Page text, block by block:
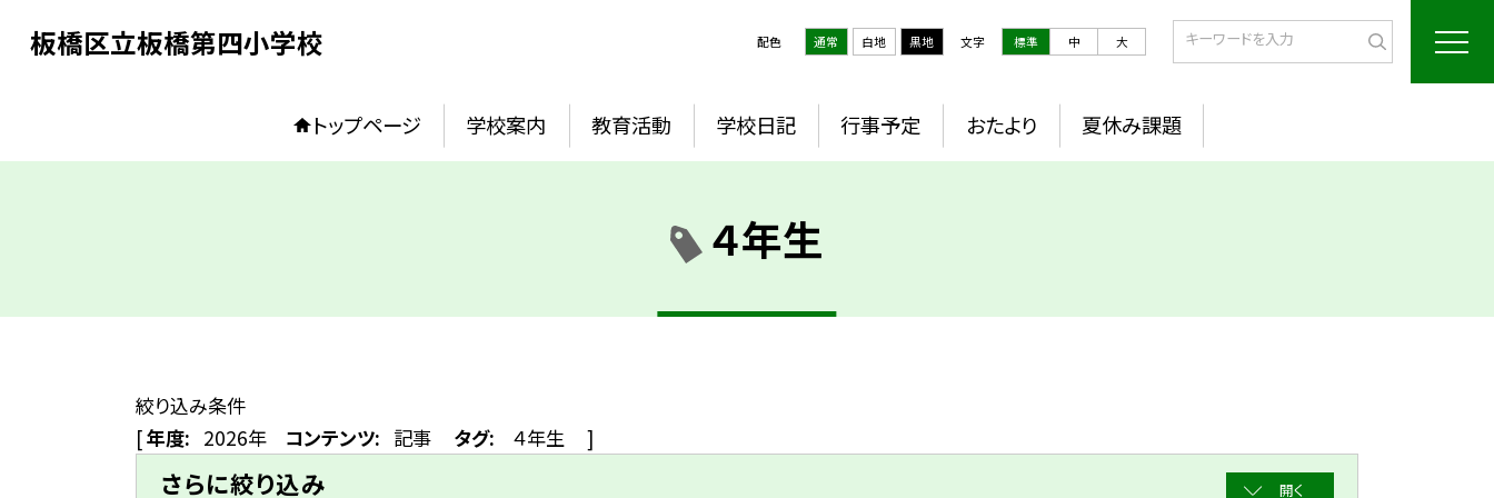
板橋区立板橋第四小学校 配色 通常 白地 黒地 文字 標準 中 大
トップページ 学校案内 教育活動 学校日記 行事予定 おたより 夏休み課題
４年生
絞り込み条件
[年度: 2026年 コンテンツ: 記事 タグ: ４年生 ]
さらに絞り込み 開く